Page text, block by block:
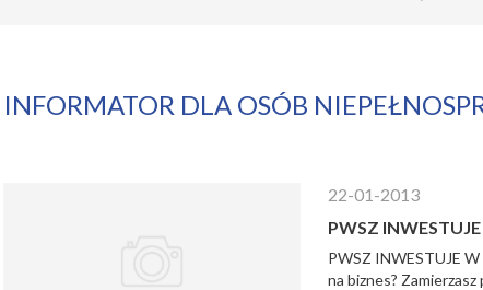
INFORMATOR DLA OSÓB
22-01-2013
PWSZ
PWSZ INWESTUJE
na biznes? Zamierzasz